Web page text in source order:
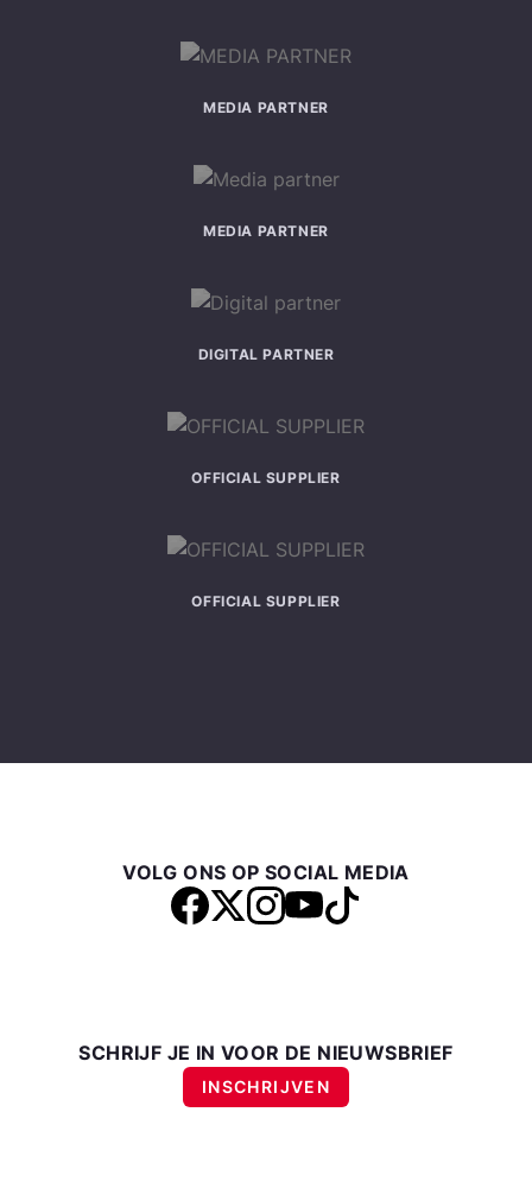
MEDIA PARTNER
MEDIA PARTNER
DIGITAL PARTNER
OFFICIAL SUPPLIER
OFFICIAL SUPPLIER
VOLG ONS OP SOCIAL MEDIA
SCHRIJF JE IN VOOR DE NIEUWSBRIEF
INSCHRIJVEN